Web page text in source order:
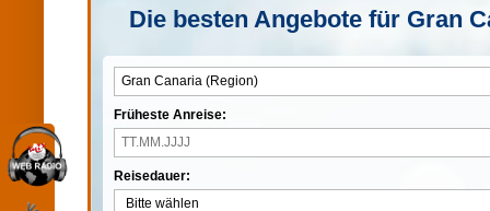
Die besten Angebote für Gran
Früheste Anreise:
Reisedauer: